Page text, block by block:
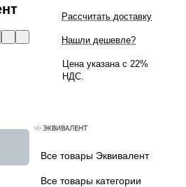
Рассчитать доставку
Нашли дешевле?
Цена указана с 22%
НДС.
Все товары Эквивалент
Все товары категории